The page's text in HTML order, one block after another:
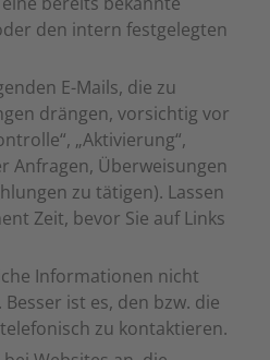
den intern festgelegten
E-Mails, die zu
drängen, vorsichtig vor
„Aktivierung“,
Anfragen, Überweisungen
zu tätigen). Lassen
Zeit, bevor Sie auf Links
Informationen nicht
ist es, den bzw. die
zu kontaktieren.